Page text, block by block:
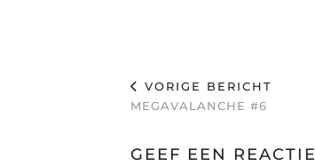
VORIGE BERICHT
MEGAVALANCHE #6
GEEF EEN REACTIE